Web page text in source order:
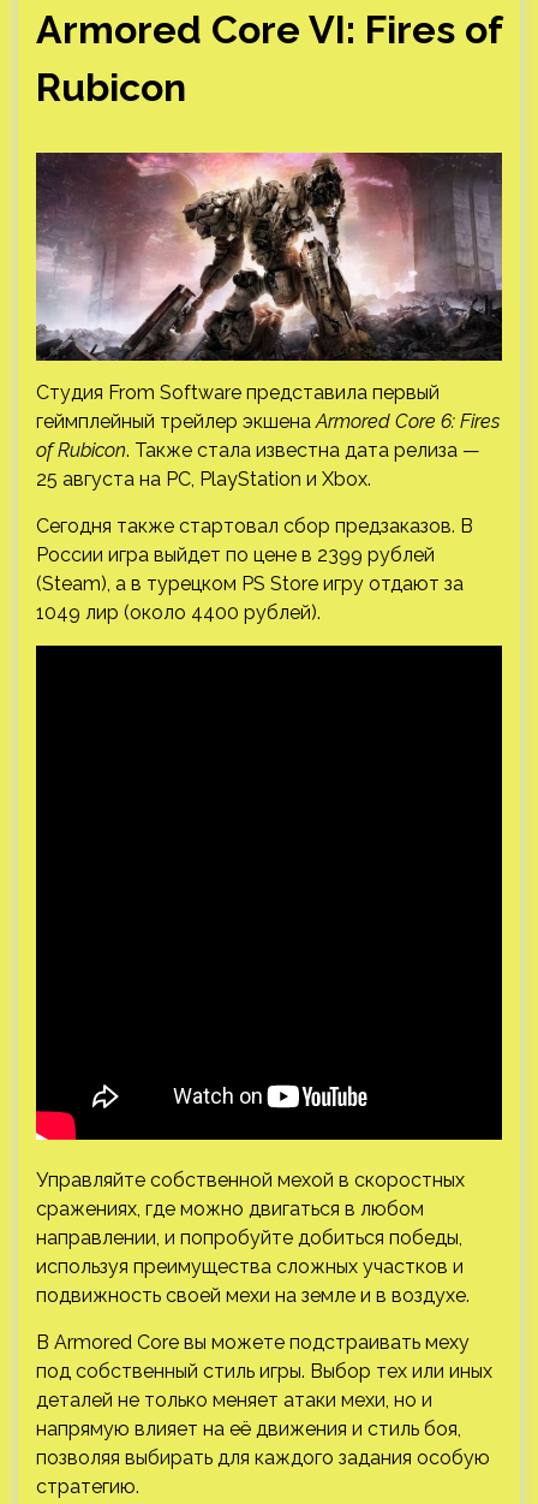
Armored Core VI: Fires of
Rubicon
Студия From Software представила первый
геймплейный трейлер экшена Armored Core 6: Fires
of Rubicon. Также стала известна дата релиза —
25 августа на PC, PlayStation и Xbox.
Сегодня также стартовал сбор предзаказов. В
России игра выйдет по цене в 2399 рублей
(Steam), а в турецком PS Store игру отдают за
1049 лир (около 4400 рублей).
Управляйте собственной мехой в скоростных
сражениях, где можно двигаться в любом
направлении, и попробуйте добиться победы,
используя преимущества сложных участков и
подвижность своей мехи на земле и в воздухе.
В Armored Core вы можете подстраивать меху
под собственный стиль игры. Выбор тех или иных
деталей не только меняет атаки мехи, но и
напрямую влияет на её движения и стиль боя,
позволяя выбирать для каждого задания особую
стратегию.